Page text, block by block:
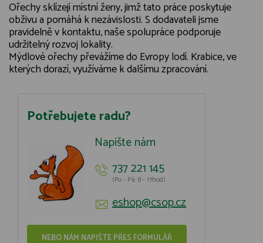
Ořechy sklízejí místní ženy, jimž tato práce poskytuje
obživu a pomáhá k nezávislosti. S dodavateli jsme
pravidelně v kontaktu, naše spolupráce podporuje
udržitelný rozvoj lokality.
Mýdlové ořechy převážíme do Evropy lodí. Krabice, ve
kterých dorazí, využíváme k dalšímu zpracování.
Potřebujete radu?
Napište nám
737 221 145
(Po - Pá: 8 - 17hod)
eshop@csop.cz
NEBO NÁM NAPIŠTE PŘES FORMULÁŘ